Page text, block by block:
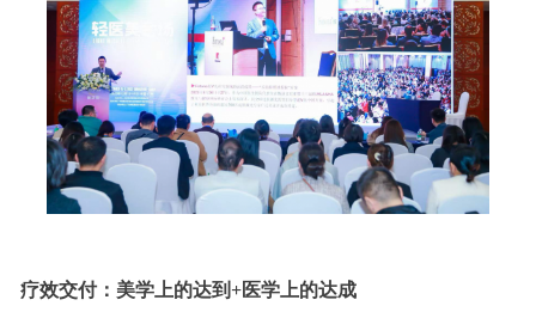
疗效交付：美学上的达到+医学上的达成